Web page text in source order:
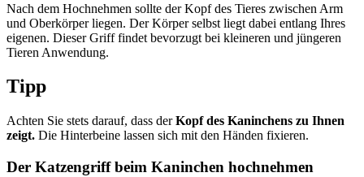
Nach dem Hochnehmen sollte der Kopf des Tieres zwischen Arm
und Oberkörper liegen. Der Körper selbst liegt dabei entlang Ihres
eigenen. Dieser Griff findet bevorzugt bei kleineren und jüngeren
Tieren Anwendung.
Tipp
Achten Sie stets darauf, dass derKopf des Kaninchens zu Ihnen
zeigt. Die Hinterbeine lassen sich mit den Händen fixieren.
Der Katzengriff beim Kaninchen hochnehmen